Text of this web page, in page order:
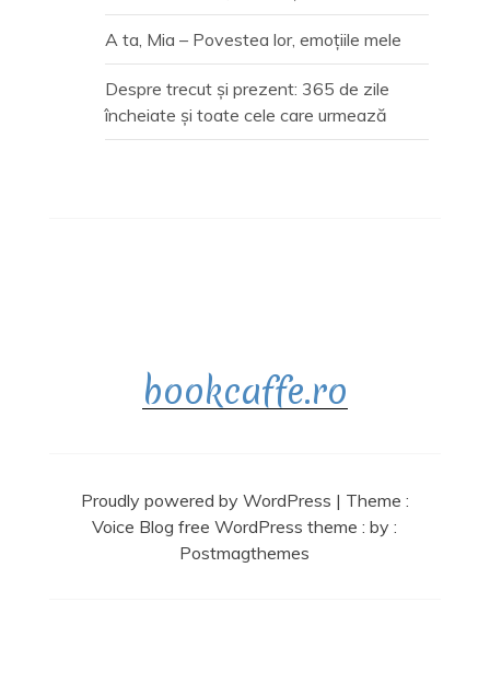
A ta, Mia – Povestea lor, emoțiile mele
Despre trecut și prezent: 365 de zile
încheiate și toate cele care urmează
bookcaffe.ro
Proudly powered by WordPress | Theme :
Voice Blog free WordPress theme: by :
Postmagthemes